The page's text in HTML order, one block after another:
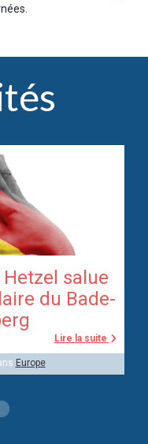
salue
du Bade-
Lire la suite
Europe